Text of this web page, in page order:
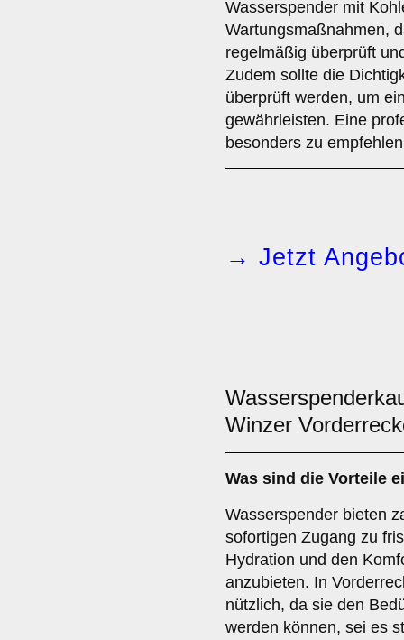
Wasserspender mit
Wartungsmaßnahmen,
regelmäßig überprüft
Zudem sollte die
überprüft werden, um
gewährleisten. Eine
besonders zu
→ Jetzt
Winzer
Was sind die Vorteile
Wasserspender bieten
sofortigen Zugang zu
Hydration und den
anzubieten. In
nützlich, da sie den
werden können, sei es